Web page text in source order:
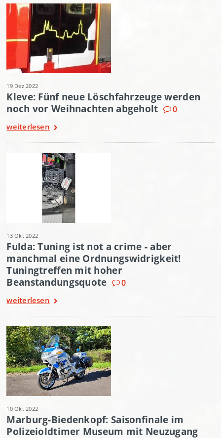
19 Dez 2022
Kleve: Fünf neue Löschfahrzeuge werden
noch vor Weihnachten abgeholt
0
weiterlesen
13 Okt 2022
Fulda: Tuning ist not a crime - aber
manchmal eine Ordnungswidrigkeit!
Tuningtreffen mit hoher
Beanstandungsquote
0
weiterlesen
10 Okt 2022
Marburg-Biedenkopf: Saisonfinale im
Polizeioldtimer Museum mit Neuzugang